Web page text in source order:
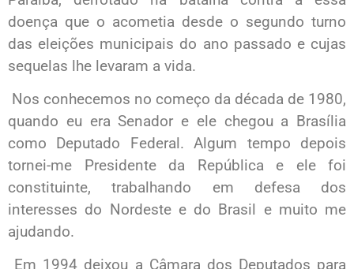
doença que o acometia desde o segundo turno
das eleições municipais do ano passado e cujas
sequelas lhe levaram a vida.
Nos conhecemos no começo da década de 1980,
quando eu era Senador e ele chegou a Brasília
como Deputado Federal. Algum tempo depois
tornei-me Presidente da República e ele foi
constituinte, trabalhando em defesa dos
interesses do Nordeste e do Brasil e muito me
ajudando.
Em 1994 deixou a Câmara dos Deputados para